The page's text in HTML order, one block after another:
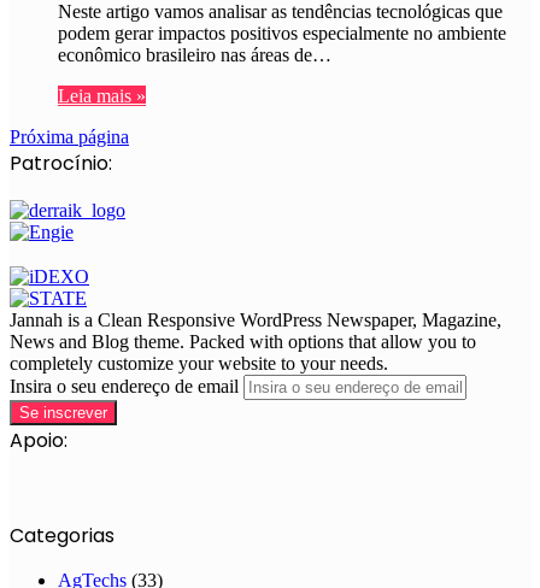
Neste artigo vamos analisar as tendências tecnológicas que
podem gerar impactos positivos especialmente no ambiente
econômico brasileiro nas áreas de…
Leia mais »
Próxima página
Patrocínio:
Jannah is a Clean Responsive WordPress Newspaper, Magazine,
News and Blog theme. Packed with options that allow you to
completely customize your website to your needs.
Insira o seu endereço de email
Apoio:
Categorias
AgTechs (33)